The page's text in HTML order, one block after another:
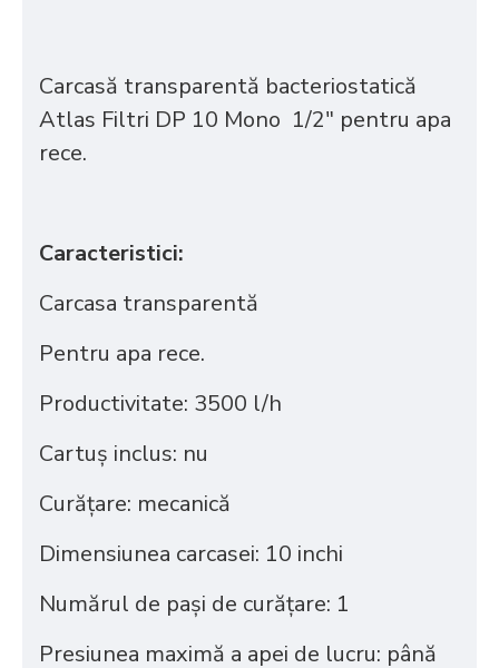
Carcasă transparentă bacteriostatică
Atlas Filtri DP 10 Mono 1/2" pentru apa
rece.
Caracteristici:
Carcasa transparentă
Pentru apa rece.
Productivitate: 3500 l/h
Cartuș inclus: nu
Curățare: mecanică
Dimensiunea carcasei: 10 inchi
Numărul de pași de curățare: 1
Presiunea maximă a apei de lucru: până